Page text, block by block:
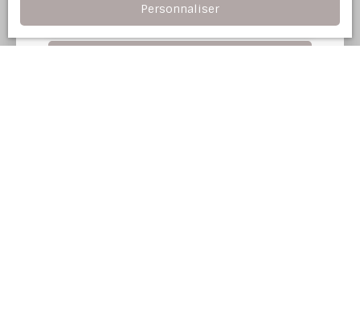
Adresse de votre bien
Personnaliser